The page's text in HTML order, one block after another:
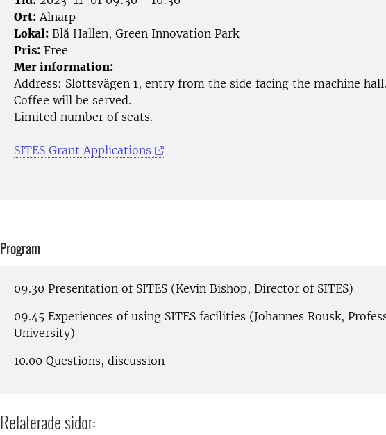
Ort: Alnarp
Lokal: Blå Hallen, Green Innovation Park
Pris: Free
Mer information:
Address: Slottsvägen 1, entry from the side facing the machine hall.
Coffee will be served.
Limited number of seats.
SITES Grant Applications
Program
09.30 Presentation of SITES (Kevin Bishop, Director of SITES)
09.45 Experiences of using SITES facilities (Johannes Rousk,
University)
10.00 Questions, discussion
Relaterade sidor: